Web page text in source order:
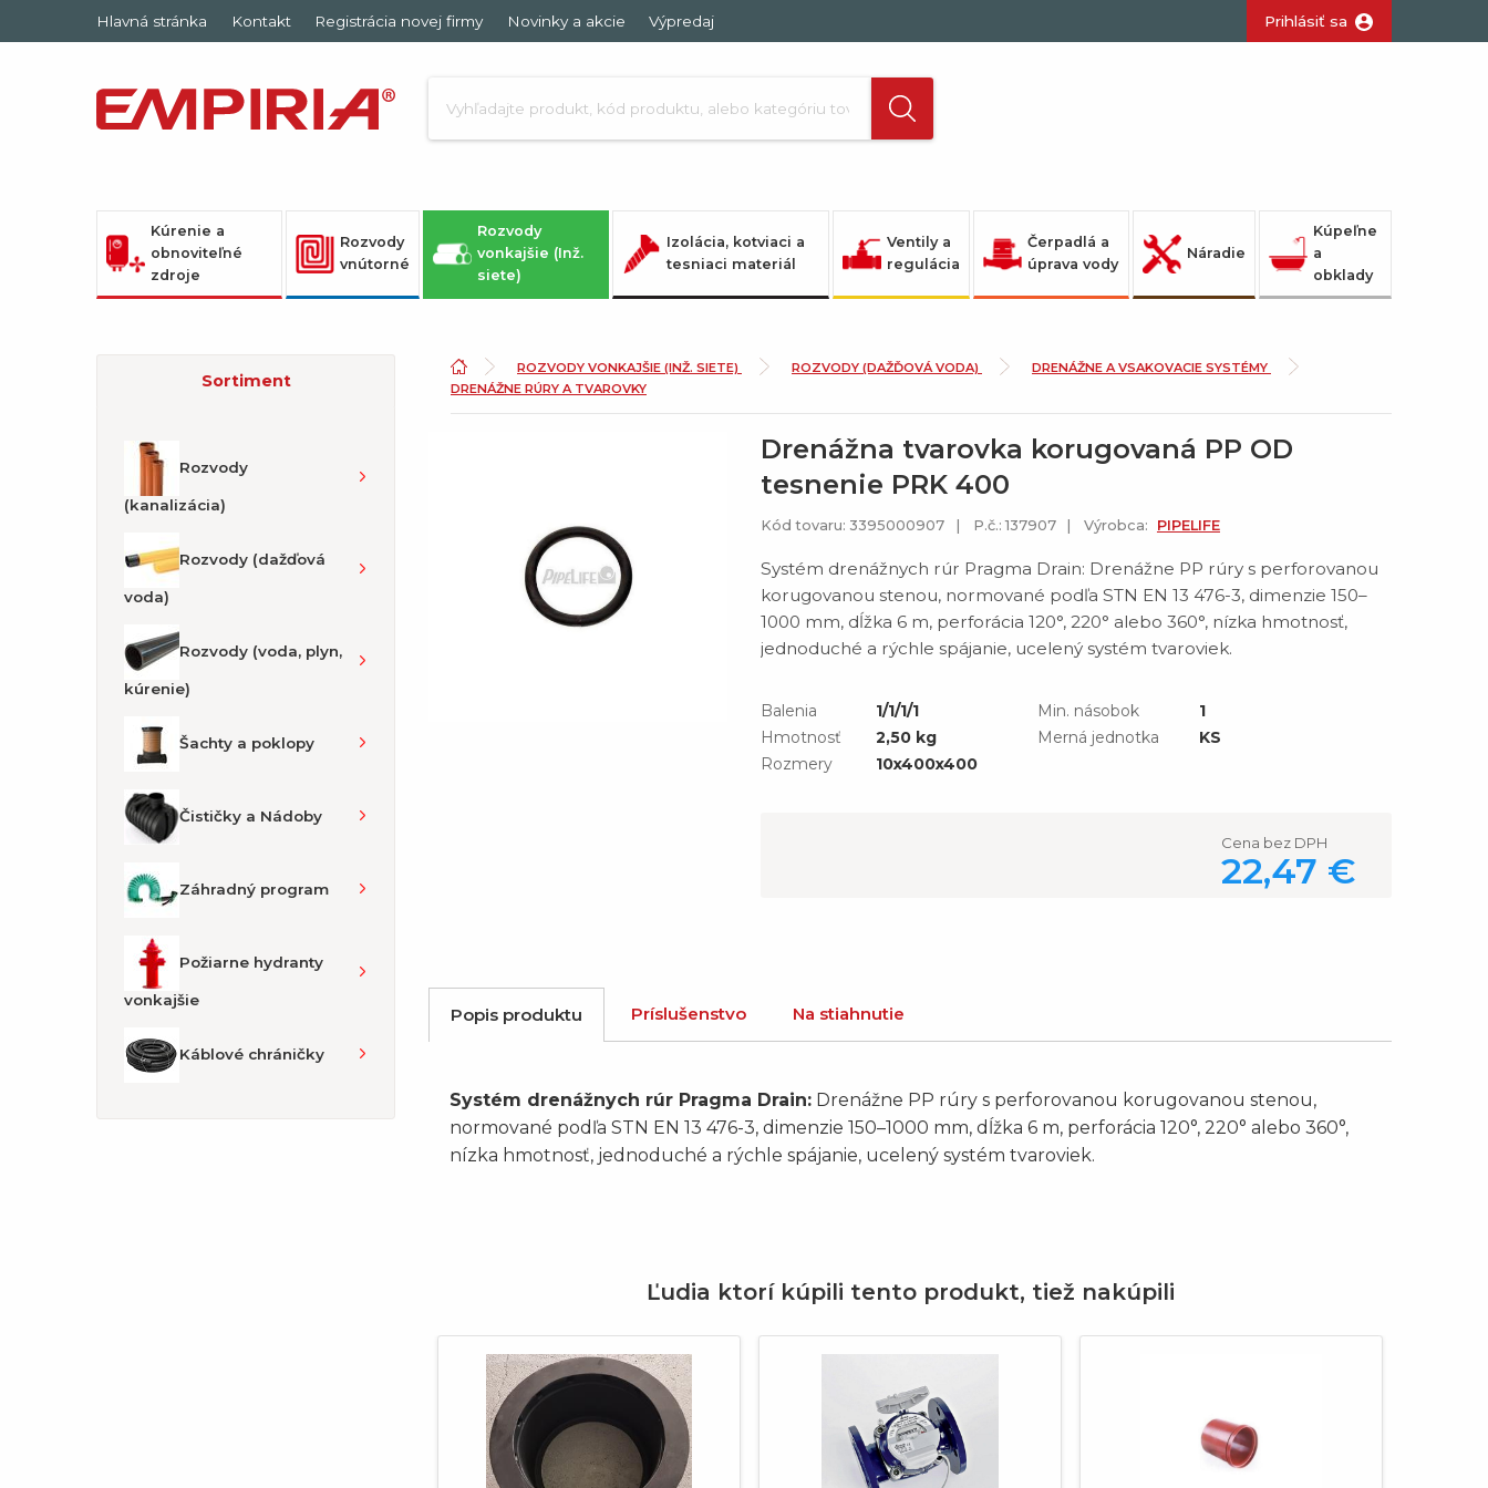
Hlavná stránka Kontakt Registrácia novej firmy Novinky a akcie Výpredaj Prihlásiť sa
Kúrenie a
obnoviteľné
zdroje
Rozvody
vnútorné
Rozvody
vonkajšie (Inž.
siete)
Izolácia, kotviaci a
tesniaci materiál
Ventily a
regulácia
Čerpadlá a
úprava vody
Náradie
Kúpeľne
a
obklady
Sortiment
Rozvody
(kanalizácia)
Rozvody (dažďová
voda)
Rozvody (voda, plyn,
kúrenie)
Šachty a poklopy
Čističky a Nádoby
Záhradný program
Požiarne hydranty
vonkajšie
Káblové chráničky
ROZVODY VONKAJŠIE (INŽ. SIETE) ROZVODY (DAŽĎOVÁ VODA)
DRENÁŽNE A VSAKOVACIE SYSTÉMY
DRENÁŽNE RÚRY A TVAROVKY
Drenážna tvarovka korugovaná PP OD
tesnenie PRK 400
Kód tovaru: 3395000907 P.č.: 137907 Výrobca: PIPELIFE
Systém drenážnych rúr Pragma Drain: Drenážne PP rúry s perforovanou
korugovanou stenou, normované podľa STN EN 13 476-3, dimenzie 150–
1000 mm, dĺžka 6 m, perforácia 120°, 220° alebo 360°, nízka hmotnosť,
jednoduché a rýchle spájanie, ucelený systém tvaroviek.
Balenia
1/1/1/1
Hmotnosť
2,50 kg
Rozmery
10x400x400
Min. násobok
1
Merná jednotka
KS
Cena bez DPH
22,47 €
Popis produktu Príslušenstvo Na stiahnutie
Systém drenážnych rúr Pragma Drain: Drenážne PP rúry s perforovanou korugovanou stenou,
normované podľa STN EN 13 476-3, dimenzie 150–1000 mm, dĺžka 6 m, perforácia 120°, 220° alebo 360°,
nízka hmotnosť, jednoduché a rýchle spájanie, ucelený systém tvaroviek.
Ľudia ktorí kúpili tento produkt, tiež nakúpili